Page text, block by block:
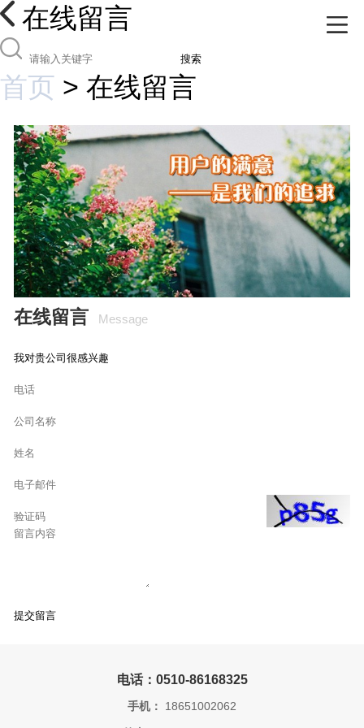
在线留言
搜索
首页 > 在线留言
在线留言 Message
电话：0510-86168325
手机： 18651002062